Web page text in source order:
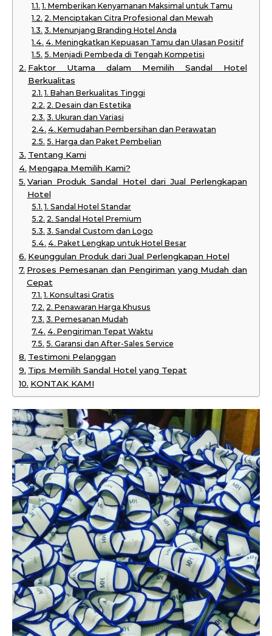
1. Memberikan Kenyamanan Maksimal untuk Tamu
2. Menciptakan Citra Profesional dan Mewah
3. Menunjang Branding Hotel Anda
4. Meningkatkan Kepuasan Tamu dan Ulasan Positif
5. Menjadi Pembeda di Tengah Kompetisi
Faktor Utama dalam Memilih Sandal Hotel
Berkualitas
1. Bahan Berkualitas Tinggi
2. Desain dan Estetika
3. Ukuran dan Variasi
4. Kemudahan Pembersihan dan Perawatan
5. Harga dan Paket Pembelian
Tentang Kami
Mengapa Memilih Kami?
Varian Produk Sandal Hotel dari Jual Perlengkapan
Hotel
1. Sandal Hotel Standar
2. Sandal Hotel Premium
3. Sandal Custom dan Logo
4. Paket Lengkap untuk Hotel Besar
Keunggulan Produk dari Jual Perlengkapan Hotel
Proses Pemesanan dan Pengiriman yang Mudah dan
Cepat
1. Konsultasi Gratis
2. Penawaran Harga Khusus
3. Pemesanan Mudah
4. Pengiriman Tepat Waktu
5. Garansi dan After-Sales Service
Testimoni Pelanggan
Tips Memilih Sandal Hotel yang Tepat
KONTAK KAMI